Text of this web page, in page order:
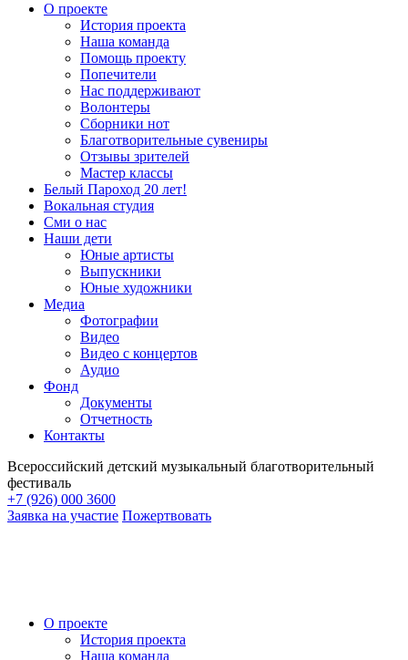
О проекте
История проекта
Наша команда
Помощь проекту
Попечители
Нас поддерживают
Волонтеры
Сборники нот
Благотворительные сувениры
Отзывы зрителей
Мастер классы
Белый Пароход 20 лет!
Вокальная студия
Сми о нас
Наши дети
Юные артисты
Выпускники
Юные художники
Медиа
Фотографии
Видео
Видео с концертов
Аудио
Фонд
Документы
Отчетность
Контакты
Всероссийский детский музыкальный благотворительный
фестиваль
+7 (926) 000 3600
Заявка на участие Пожертвовать
О проекте
История проекта
Наша команда